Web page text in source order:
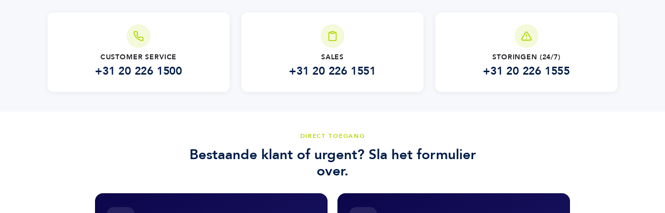
CUSTOMER SERVICE
+31 20 226 1500
SALES
+31 20 226 1551
STORINGEN (24/7)
+31 20 226 1555
DIRECT TOEGANG
Bestaande klant of urgent? Sla het formulier
over.